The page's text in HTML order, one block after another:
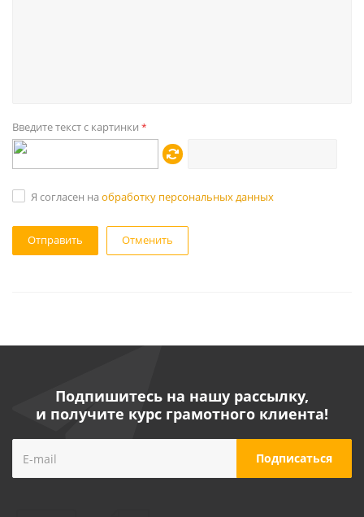
Введите текст с картинки *
Я согласен на обработку персональных данных
Отменить
Подпишитесь на нашу рассылку,
и получите курс грамотного клиента!